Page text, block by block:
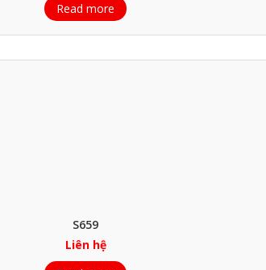
Read more
S659
Liên hệ